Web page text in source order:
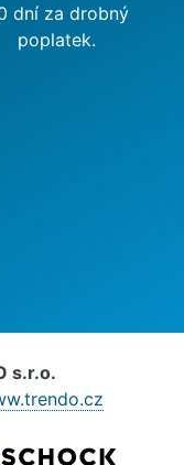
dní za drobný
poplatek.
s.r.o.